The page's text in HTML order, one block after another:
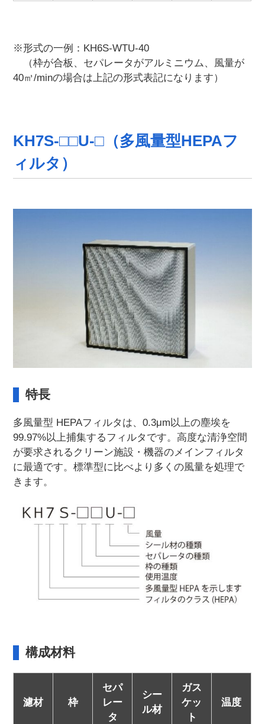
※形式の一例：KH6S-WTU-40
（枠が合板、セパレータがアルミニウム、風量が
40㎥/minの場合は上記の形式表記になります）
KH7S-□□U-□（多風量型HEPAフ
ィルタ）
特長
多風量型 HEPAフィルタは、0.3μm以上の塵埃を
99.97%以上捕集するフィルタです。高度な清浄空間
が要求されるクリーン施設・機器のメインフィルタ
に最適です。標準型に比べより多くの風量を処理で
きます。
構成材料
濾材 枠
セパ
レー
タ
シー
ル材
ガス
ケッ
ト
温度